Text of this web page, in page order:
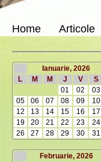
Home Articole
Ianuarie, 2026
L
M M J V S
01
02 03
05
06 07 08 09 10
12
13 14 15 16 17
19
20 21 22 23 24
26
27 28 29 30 31
Februarie, 2026